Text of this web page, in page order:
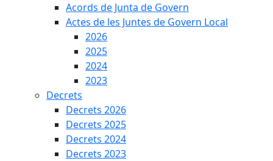
Acords de Junta de Govern
Actes de les Juntes de Govern Local
2026
2025
2024
2023
Decrets
Decrets 2026
Decrets 2025
Decrets 2024
Decrets 2023